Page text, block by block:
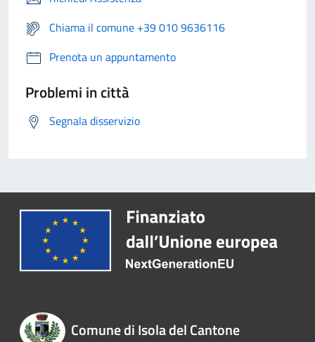
Chiama il comune +39 010 9636116
Prenota un appuntamento
Problemi in città
Segnala disservizio
Comune di Isola del Cantone